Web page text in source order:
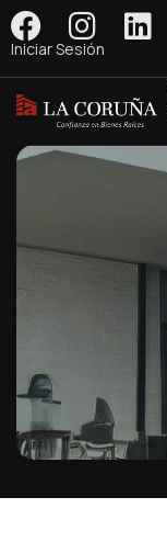
Iniciar Sesión